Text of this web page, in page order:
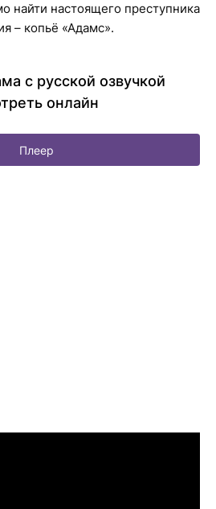
найти настоящего преступника
– копьё «Адамс».
с русской озвучкой
онлайн
Плеер